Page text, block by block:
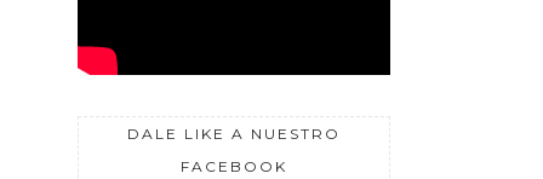
DALE LIKE A NUESTRO
FACEBOOK